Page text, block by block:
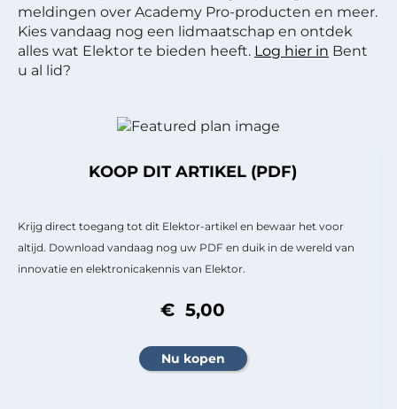
meldingen over Academy Pro-producten en meer.
Kies vandaag nog een lidmaatschap en ontdek
alles wat Elektor te bieden heeft. Log hier in Bent
u al lid?
KOOP DIT ARTIKEL (PDF)
Krijg direct toegang tot dit Elektor-artikel en bewaar het voor
altijd. Download vandaag nog uw PDF en duik in de wereld van
innovatie en elektronicakennis van Elektor.
€ 5,00